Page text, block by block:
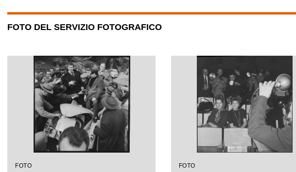
FOTO DEL SERVIZIO FOTOGRAFICO
FOTO FOTO